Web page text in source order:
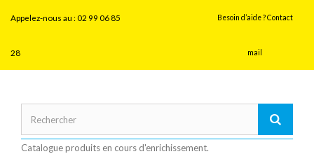
Besoin d’aide ? Contact
mail
Appelez-nous au :02 99 06 85
28
Catalogue produits en cours d'enrichissement.